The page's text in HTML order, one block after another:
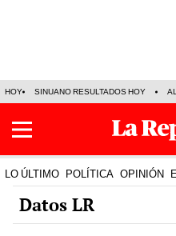
HOY SINUANO RESULTADOS HOY
LO ÚLTIMO POLÍTICA OPINIÓN
Datos LR